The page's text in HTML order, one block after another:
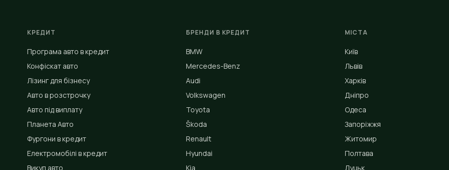
КРЕДИТ
Програма авто в кредит
Конфіскат авто
Лізинг для бізнесу
Авто в розстрочку
Авто під виплату
Планета Авто
Фургони в кредит
Електромобілі в кредит
Викуп авто
БРЕНДИ В КРЕДИТ
BMW
Mercedes-Benz
Audi
Volkswagen
Toyota
Škoda
Renault
Hyundai
Kia
МІСТА
Київ
Львів
Харків
Дніпро
Одеса
Запоріжжя
Житомир
Полтава
Луцьк